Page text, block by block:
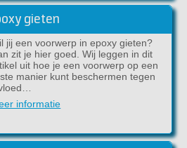
gieten
jij een voorwerp in epoxy gieten?
zit je hier goed. Wij leggen in dit
uit hoe je een voorwerp op een
manier kunt beschermen tegen
informatie